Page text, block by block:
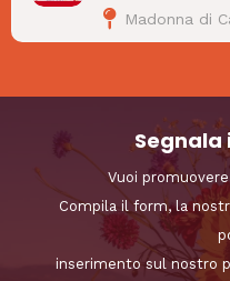
Madonna di
Segnala
Vuoi
Compila il form, la
inserimento sul nostro